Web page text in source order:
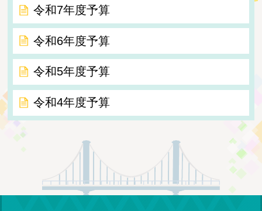
令和7年度予算
令和6年度予算
令和5年度予算
令和4年度予算